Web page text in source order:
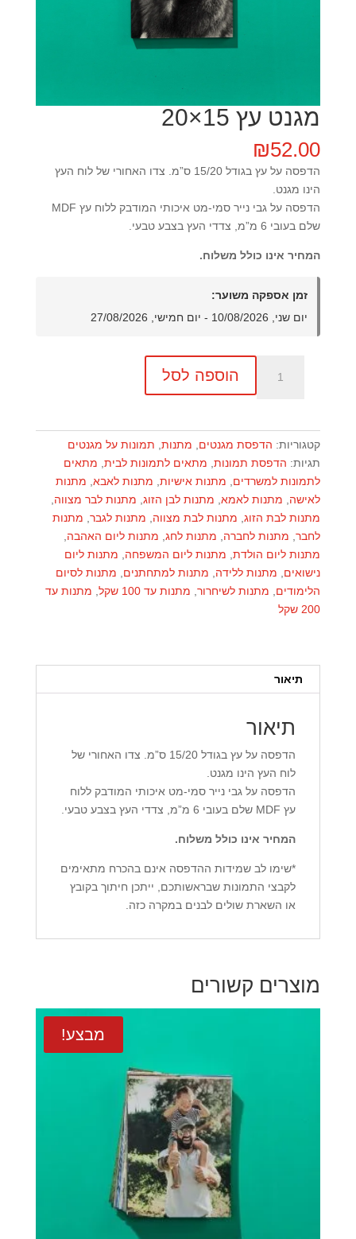
מגנט עץ 15×20
₪52.00
הדפסה על עץ בגודל 15/20 ס”מ. צדו האחורי של לוח העץ
הינו מגנט.
הדפסה על גבי נייר סמי-מט איכותי המודבק ללוח עץ MDF
שלם בעובי 6 מ”מ, צדדי העץ בצבע טבעי.
המחיר אינו כולל משלוח.
זמן אספקה משוער:
יום שני, 10/08/2026 - יום חמישי, 27/08/2026
הוספה לסל
קטגוריות: הדפסת מגנטים, מתנות, תמונות על מגנטים
תגיות: הדפסת תמונות, מתאים לתמונות לבית, מתאים
לתמונות למשרדים, מתנות אישיות, מתנות לאבא, מתנות
לאישה, מתנות לאמא, מתנות לבן הזוג, מתנות לבר מצווה,
מתנות לבת הזוג, מתנות לבת מצווה, מתנות לגבר, מתנות
לחבר, מתנות לחברה, מתנות לחג, מתנות ליום האהבה,
מתנות ליום הולדת, מתנות ליום המשפחה, מתנות ליום
נישואים, מתנות ללידה, מתנות למתחתנים, מתנות לסיום
הלימודים, מתנות לשיחרור, מתנות עד 100 שקל , מתנות עד
200 שקל
תיאור
תיאור
הדפסה על עץ בגודל 15/20 ס”מ. צדו האחורי של
לוח העץ הינו מגנט.
הדפסה על גבי נייר סמי-מט איכותי המודבק ללוח
עץ MDF שלם בעובי 6 מ”מ, צדדי העץ בצבע טבעי.
המחיר אינו כולל משלוח.
*שימו לב שמידות ההדפסה אינם בהכרח מתאימים
לקבצי התמונות שבראשותכם, ייתכן חיתוך בקובץ
או השארת שולים לבנים במקרה כזה.
מוצרים קשורים
מבצע!